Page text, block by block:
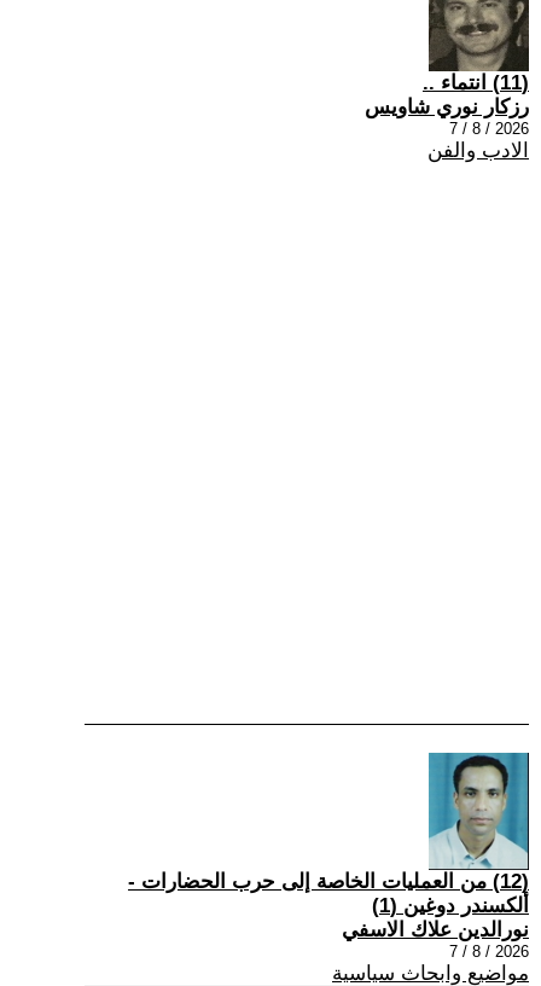
(11) انتماء ..
رزكار نوري شاويس
2026 / 8 / 7
الادب والفن
(12) من العمليات الخاصة إلى حرب الحضارات -
ألكسندر دوغين (1)
نورالدين علاك الاسفي
2026 / 8 / 7
مواضيع وابحاث سياسية